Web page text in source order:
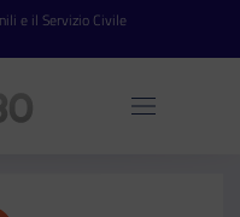
e il Servizio Civile
Apri